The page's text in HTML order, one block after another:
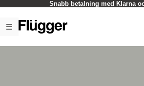
Snabb betalning med Klarna